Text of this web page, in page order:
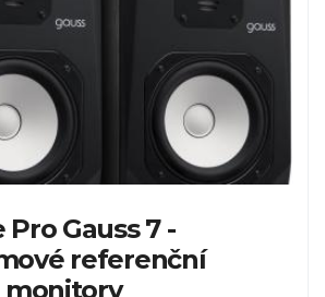
Gauss 7 -
referenční